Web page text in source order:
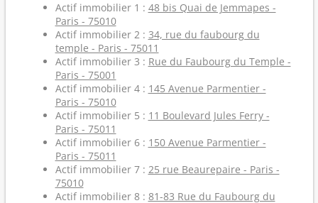
Actif immobilier 1 : 48 bis Quai de Jemmapes -
Paris - 75010
Actif immobilier 2 : 34, rue du faubourg du
temple - Paris - 75011
Actif immobilier 3 : Rue du Faubourg du Temple -
Paris - 75001
Actif immobilier 4 : 145 Avenue Parmentier -
Paris - 75010
Actif immobilier 5 : 11 Boulevard Jules Ferry -
Paris - 75011
Actif immobilier 6 : 150 Avenue Parmentier -
Paris - 75011
Actif immobilier 7 : 25 rue Beaurepaire - Paris -
75010
Actif immobilier 8 : 81-83 Rue du Faubourg du